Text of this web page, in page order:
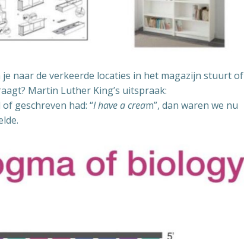
naar de verkeerde locaties in het magazijn stuurt of
Martin Luther King’s uitspraak:
geschreven had: “I have a cream”, dan waren we nu